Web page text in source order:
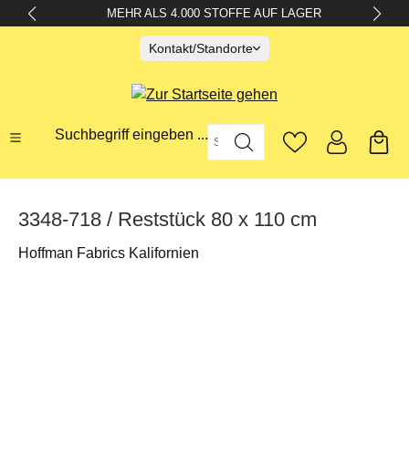
springen MEHR ALS 4.000 STOFFE AUF LAGER
Kontakt/Standorte
Suchbegriff eingeben ...
3348-718 / Reststück 80 x 110 cm
Hoffman Fabrics Kalifornien